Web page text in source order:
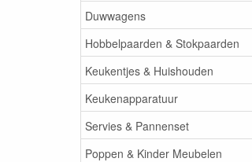
Duwwagens
Hobbelpaarden & Stokpaarden
Keukentjes & Huishouden
Keukenapparatuur
Servies & Pannenset
Poppen & Kinder Meubelen